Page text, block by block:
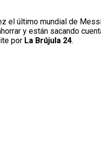
el último mundial de
y están sacando
por La Brújula 24.